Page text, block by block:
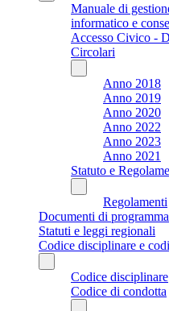
Manuale di
informatico e
Accesso Civico -
Circolari
Anno 2018
Anno 2019
Anno 2020
Anno 2022
Anno 2023
Anno 2021
Statuto e
Regolamenti
Documenti di
Statuti e leggi regionali
Codice disciplinare e
Codice disciplinare
Codice di condotta